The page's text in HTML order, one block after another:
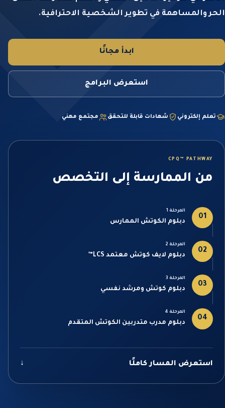
الحر والمساهمة في تطوير الشخصية الاحترافية.
ابدأ مجانًا
استعرض البرامج
تعلم إلكتروني شهادات قابلة للتحقق مجتمع مهني
CPQ™ PATHWAY
من الممارسة إلى التخصص
01
المرحلة 1
دبلوم الكوتش الممارس
02
المرحلة 2
دبلوم لايف كوتش معتمد LCS™
03
المرحلة 3
دبلوم كوتش ومرشد نفسي
04
المرحلة 4
دبلوم مدرب متدربين الكوتش المتقدم
استعرض المسار كاملًا ↓